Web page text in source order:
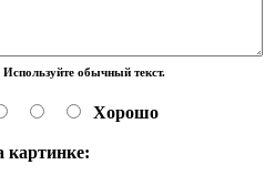
обычный текст.
Хорошо
картинке: